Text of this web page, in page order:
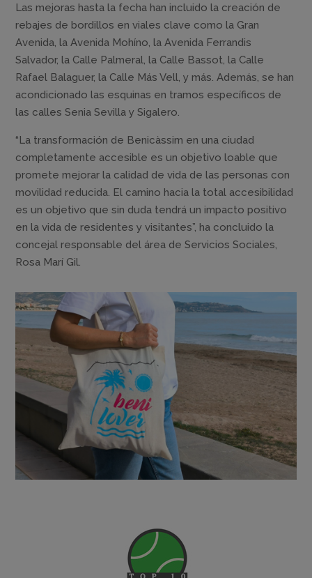
Las mejoras hasta la fecha han incluido la creación de
rebajes de bordillos en viales clave como la Gran
Avenida, la Avenida Mohíno, la Avenida Ferrandis
Salvador, la Calle Palmeral, la Calle Bassot, la Calle
Rafael Balaguer, la Calle Más Vell, y más. Además, se han
acondicionado las esquinas en tramos específicos de
las calles Senia Sevilla y Sigalero.
“La transformación de Benicàssim en una ciudad
completamente accesible es un objetivo loable que
promete mejorar la calidad de vida de las personas con
movilidad reducida. El camino hacia la total accesibilidad
es un objetivo que sin duda tendrá un impacto positivo
en la vida de residentes y visitantes”, ha concluido la
concejal responsable del área de Servicios Sociales,
Rosa Marí Gil.